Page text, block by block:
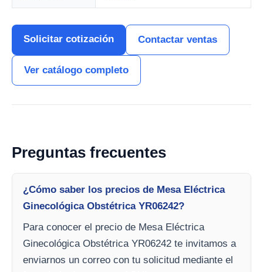
Solicitar cotización Contactar ventas
Ver catálogo completo
Preguntas frecuentes
¿Cómo saber los precios de Mesa Eléctrica
Ginecológica Obstétrica YR06242?
Para conocer el precio de Mesa Eléctrica
Ginecológica Obstétrica YR06242 te invitamos a
enviarnos un correo con tu solicitud mediante el